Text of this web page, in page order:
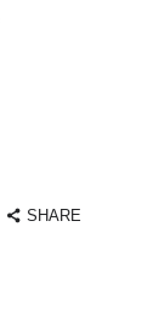
SHARE